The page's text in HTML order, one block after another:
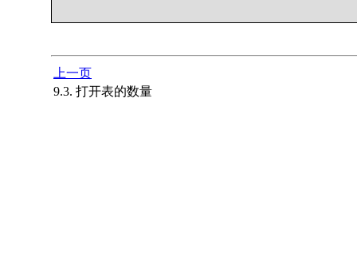
上一页
9.3. 打开表的数量